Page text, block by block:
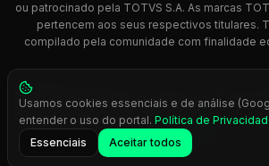
ou patrocinado pela TOTVS S.A. As marcas
pertencem aos seus respectivos titulares.
compilado pela comunidade com finalidade
© 2026 Dicionário Dev. Feito com 💚 para
Protheus.
Press Ctrl+K
Usamos cookies essenciais e de análise
entender o uso do portal. Política de
Essenciais
Aceitar todos